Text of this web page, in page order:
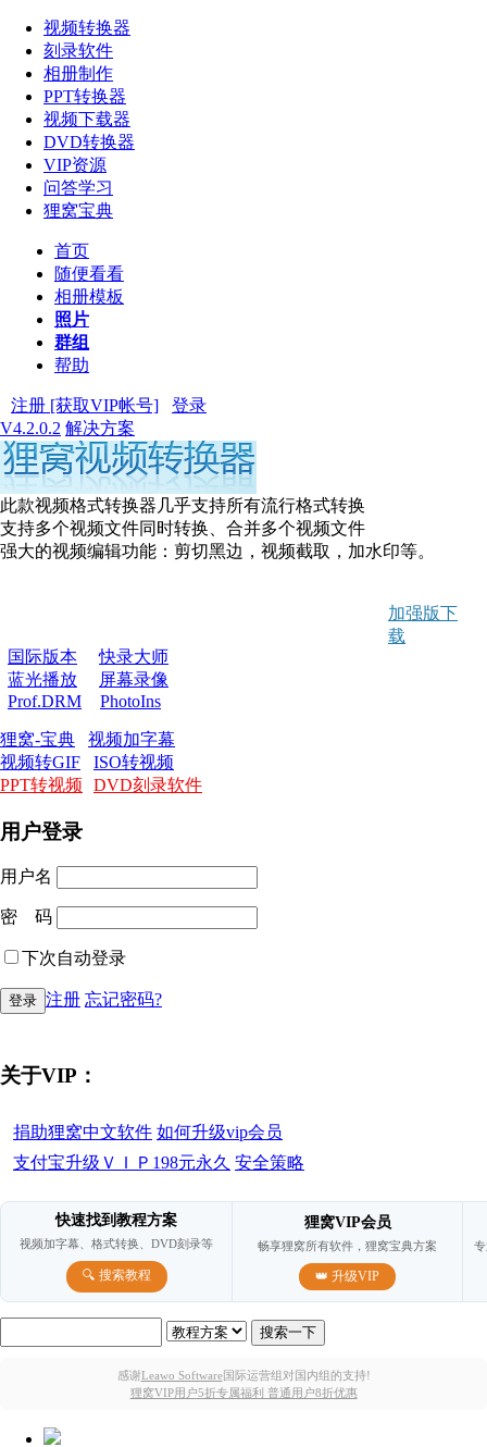
视频转换器
刻录软件
相册制作
PPT转换器
视频下载器
DVD转换器
VIP资源
问答学习
狸窝宝典
首页
随便看看
相册模板
照片
群组
帮助
注册 [获取VIP帐号]
登录
V4.2.0.2 解决方案
此款视频格式转换器几乎支持所有流行格式转换
支持多个视频文件同时转换、合并多个视频文件
强大的视频编辑功能：剪切黑边，视频截取，加水印等。
加强版下
载
国际版本
快录大师
蓝光播放
屏幕录像
Prof.DRM
PhotoIns
狸窝-宝典
视频加字幕
视频转GIF
ISO转视频
PPT转视频
DVD刻录软件
用户登录
用户名
密 码
下次自动登录
注册 忘记密码?
关于VIP：
捐助狸窝中文软件 如何升级vip会员
支付宝升级ＶＩＰ198元永久 安全策略
快速找到教程方案
视频加字幕、格式转换、DVD刻录等
🔍 搜索教程
狸窝VIP会员
畅享狸窝所有软件，狸窝宝典方案
👑 升级VIP
感谢Leawo Software国际运营组对国内组的支持!
狸窝VIP用户5折专属福利 普通用户8折优惠